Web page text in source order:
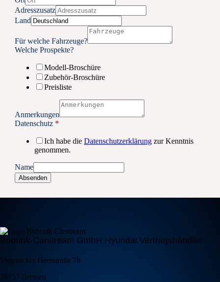
Adresszusatz
Land
Für welche Fahrzeuge?
Welche Prospekte?
Modell-Broschüre
Zubehör-Broschüre
Preisliste
Anmerkungen
Datenschutz *
Ich habe die Datenschutzerklärung zur Kenntnis
genommen.
Name
Absenden
Bobrink-Carstream GmbH Hyundai Vertragshändler
Vegesacker Heerstraße 78
28757 Bremen